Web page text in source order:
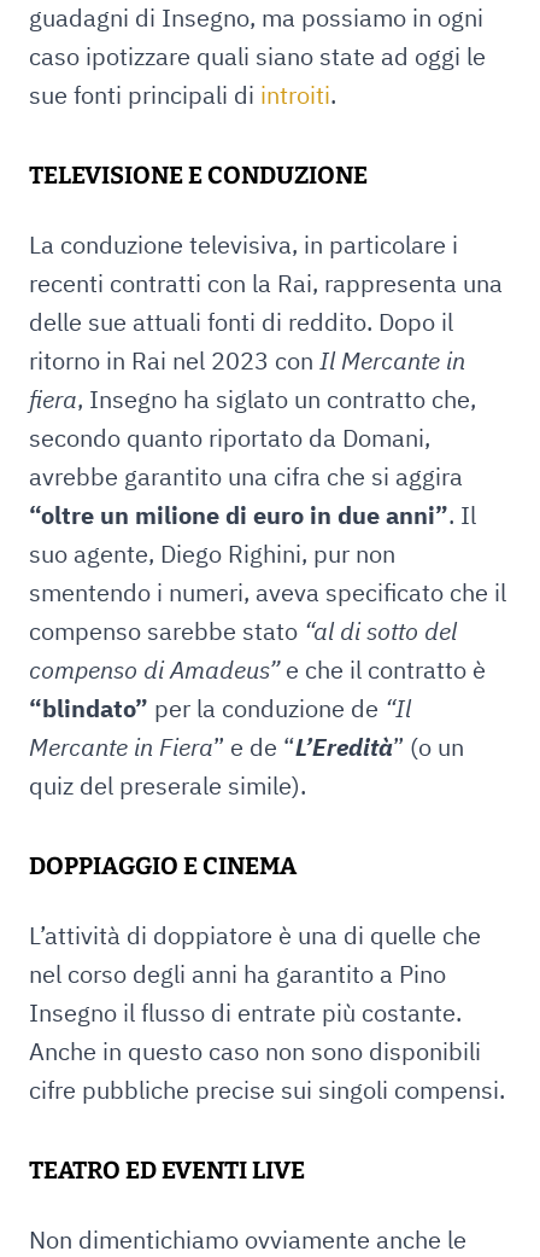
guadagni di Insegno, ma possiamo in ogni
caso ipotizzare quali siano state ad oggi le
sue fonti principali di introiti.
TELEVISIONE E CONDUZIONE
La conduzione televisiva, in particolare i
recenti contratti con la Rai, rappresenta una
delle sue attuali fonti di reddito. Dopo il
ritorno in Rai nel 2023 con Il Mercante in
fiera, Insegno ha siglato un contratto che,
secondo quanto riportato da Domani,
avrebbe garantito una cifra che si aggira
“oltre un milione di euro in due anni”. Il
suo agente, Diego Righini, pur non
smentendo i numeri, aveva specificato che il
compenso sarebbe stato “al di sotto del
compenso di Amadeus”e che il contratto è
“blindato” per la conduzione de “Il
Mercante in Fiera” e de “L’Eredità” (o un
quiz del preserale simile).
DOPPIAGGIO E CINEMA
L’attività di doppiatore è una di quelle che
nel corso degli anni ha garantito a Pino
Insegno il flusso di entrate più costante.
Anche in questo caso non sono disponibili
cifre pubbliche precise sui singoli compensi.
TEATRO ED EVENTI LIVE
Non dimentichiamo ovviamente anche le